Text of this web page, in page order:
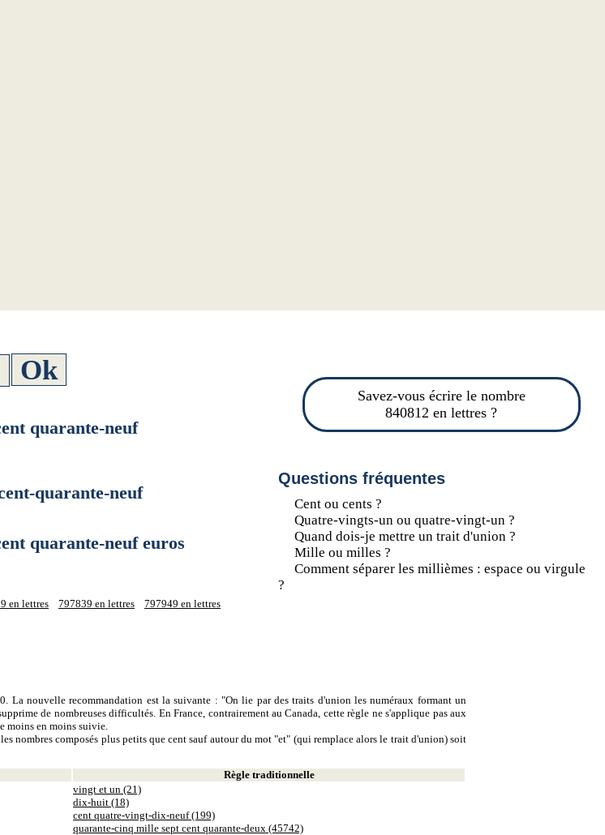
Savez-vous écrire le nombre
840812 en lettres ?
Questions fréquentes
Cent ou cents ?
Quatre-vingts-un ou quatre-vingt-un ?
Quand dois-je mettre un trait d'union ?
Mille ou milles ?
Comment séparer les millièmes : espace ou virgule
?
quarante-neuf
quarante-neuf
quarante-neuf euros
en lettres 797839 en lettres
797949 en lettres
La nouvelle recommandation est la suivante : "On lie par des traits d'union les numéraux formant un
de nombreuses difficultés. En France, contrairement au Canada, cette règle ne s'applique pas aux
moins en moins suivie.
nombres composés plus petits que cent sauf autour du mot "et" (qui remplace alors le trait d'union) soit
Règle traditionnelle
vingt et un (21)
dix-huit (18)
cent quatre-vingt-dix-neuf (199)
quarante-cinq mille sept cent quarante-deux (45742)